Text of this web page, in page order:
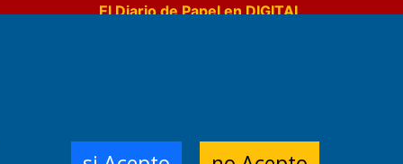
El Diario de Papel en DIGITAL